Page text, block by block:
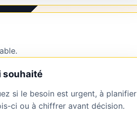
souhaité
si le besoin est urgent, à planifier
ci ou à chiffrer avant décision.